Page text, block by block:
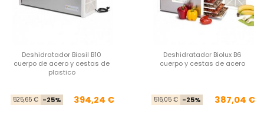
Deshidratador Biosil B10
cuerpo de acero y cestas de
plastico
Precio base
525,65 € -25% Precio
394,24 €
Deshidratador Biolux B6
cuerpo y cestas de acero
516,05 € -25% 387,04 €